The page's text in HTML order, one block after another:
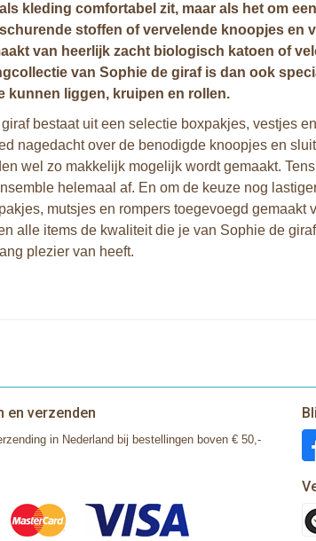
kleding comfortabel zit, maar als het om
stoffen of vervelende knoopjes en
van heerlijk zacht biologisch katoen of
van Sophie de giraf is dan ook
kunnen liggen, kruipen en rollen.
bestaat uit een selectie boxpakjes, vestjes
nagedacht over de benodigde knoopjes en
wel zo makkelijk mogelijk wordt gemaakt.
helemaal af. En om de keuze nog
mutsjes en rompers toegevoegd gemaakt
alle items de kwaliteit die je van Sophie de
plezier van heeft.
en verzenden
in Nederland bij bestellingen boven € 50,-